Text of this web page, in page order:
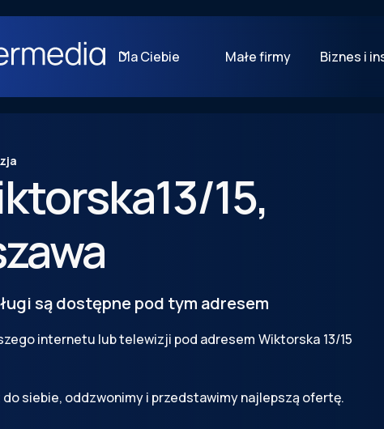
Dla Ciebie Małe firmy Biznes i
13/15,
są dostępne pod tym adresem
internetu lub telewizji pod adresem Wiktorska 13/15
siebie, oddzwonimy i przedstawimy najlepszą ofertę.